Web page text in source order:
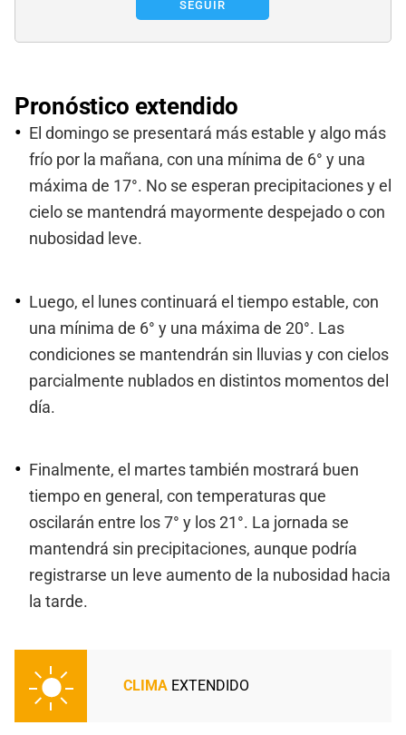
SEGUIR
Pronóstico extendido
El domingo se presentará más estable y algo más
frío por la mañana, con una mínima de 6° y una
máxima de 17°. No se esperan precipitaciones y el
cielo se mantendrá mayormente despejado o con
nubosidad leve.
Luego, el lunes continuará el tiempo estable, con
una mínima de 6° y una máxima de 20°. Las
condiciones se mantendrán sin lluvias y con cielos
parcialmente nublados en distintos momentos del
día.
Finalmente, el martes también mostrará buen
tiempo en general, con temperaturas que
oscilarán entre los 7° y los 21°. La jornada se
mantendrá sin precipitaciones, aunque podría
registrarse un leve aumento de la nubosidad hacia
la tarde.
CLIMA EXTENDIDO